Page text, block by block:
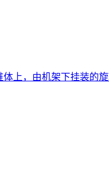
上，由机架下挂装的